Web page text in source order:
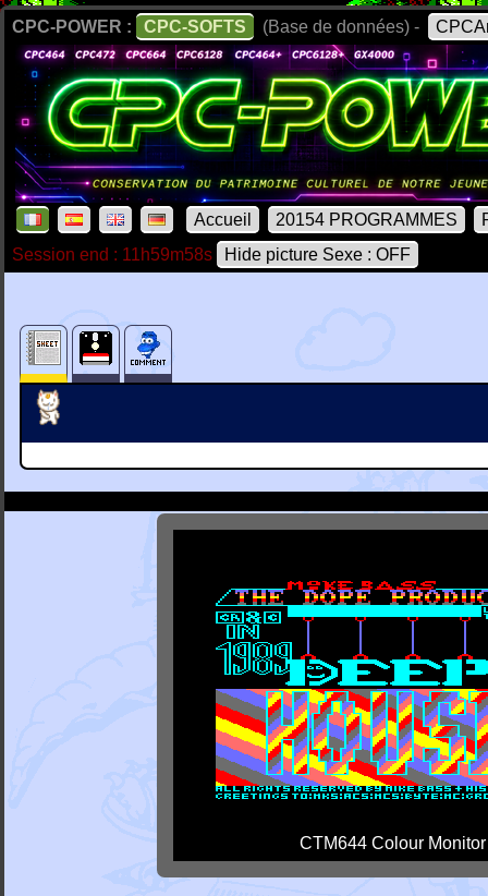
CPC-POWER : CPC-SOFTS (Base de données) -
Accueil 20154 PROGRAMMES
Session end : 11h59m58s
Hide picture Sexe : OFF
CTM644 Colour Monitor